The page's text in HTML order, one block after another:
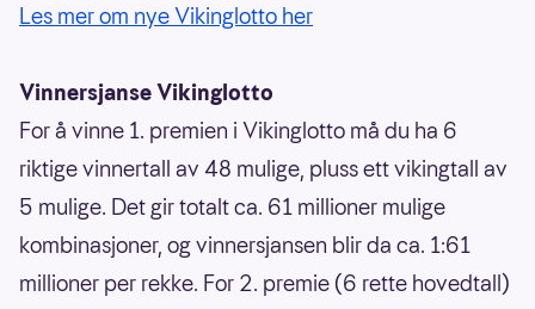
Les mer om nye Vikinglotto her
Vinnersjanse Vikinglotto
For å vinne 1. premien i Vikinglotto må du ha 6
riktige vinnertall av 48 mulige, pluss ett vikingtall av
5 mulige. Det gir totalt ca. 61 millioner mulige
kombinasjoner, og vinnersjansen blir da ca. 1:61
millioner per rekke. For 2. premie (6 rette hovedtall)